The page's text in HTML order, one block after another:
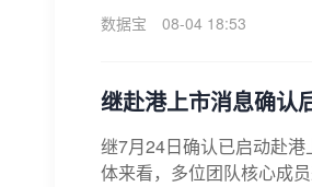
数据宝
08-04 18:53
继赴港上市消息确认
继7月24日确认已启动赴
体来看，多位团队核心成